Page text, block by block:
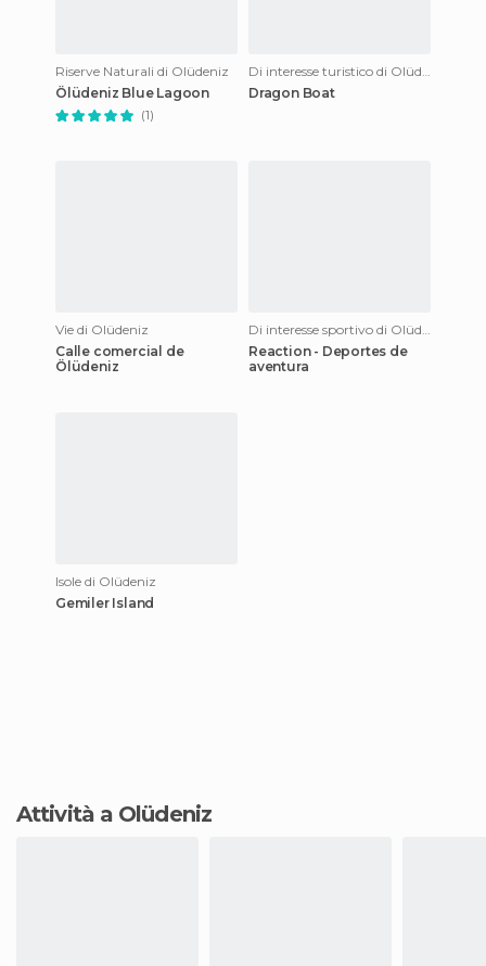
Riserve Naturali di Olüdeniz
Ölüdeniz Blue Lagoon
(1)
Di interesse turistico di Olüdeniz
Dragon Boat
Vie di Olüdeniz
Calle comercial de
Ölüdeniz
Di interesse sportivo di Olüdeniz
Reaction - Deportes de
aventura
Isole di Olüdeniz
Gemiler Island
Attività a Olüdeniz